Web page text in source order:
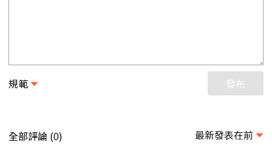
規範 發布
全部評論 (0) 最新發表在前